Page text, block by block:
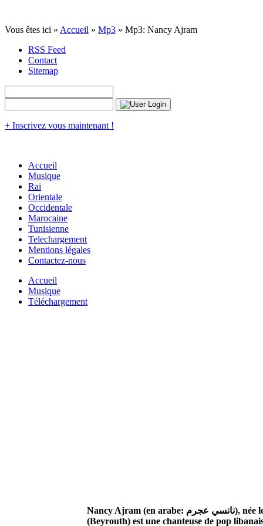
Vous êtes ici » Accueil » Mp3 » Mp3: Nancy Ajram
RSS Feed
Contact
Sitemap
+ Inscrivez vous maintenant !
Accueil
Musique
Rai
Orientale
Occidentale
Marocaine
Tunisienne
Telechargement
Mentions légales
Contactez-nous
Accueil
Musique
Téléchargement
Nancy Ajram (en arabe: نانسي عجرم), née le 16 mai 1983 à Achrafieh
(Beyrouth) est une chanteuse de pop